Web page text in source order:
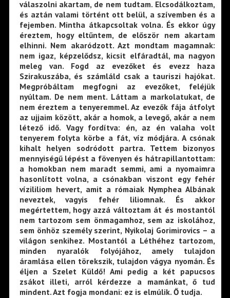
válaszolni akartam, de nem tudtam. Elcsodálkoztam,
és aztán valami történt ott belül, a szívemben és a
fejemben. Mintha átkapcsoltak volna. És ekkor úgy
éreztem, hogy eltűntem, de először nem akartam
elhinni. Nem akaródzott. Azt mondtam magamnak:
nem igaz, képzelődsz, kicsit elfáradtál, ma nagyon
meleg van. Fogd az evezőket és evezz haza
Szirakuszába, és számláld csak a tauriszi hajókat.
Megpróbáltam megfogni az evezőket, feléjük
nyúltam. De nem ment. Láttam a markolatukat, de
nem éreztem a tenyeremmel. Az evezők fája átfolyt
az ujjaim között, akár a homok, a levegő, akár a nem
létező idő. Vagy fordítva: én, az én valaha volt
tenyerem folyta körbe a fát, víz módjára. A csónak
kihalt helyen sodródott partra. Tettem bizonyos
mennyiségű lépést a fövenyen és hátrapillantottam:
a homokban nem maradt semmi, ami a nyomaimra
hasonlított volna, a csónakban viszont egy fehér
vízililiom hevert, amit a rómaiak Nymphea Albának
neveztek, vagyis fehér liliomnak. És akkor
megértettem, hogy azzá változtam át és mostantól
nem tartozom sem önmagamhoz, sem az iskolához,
sem önhöz személy szerint, Nyikolaj Gorimirovics – a
világon senkihez. Mostantól a Léthéhez tartozom,
minden nyaralók folyójához, amely tulajdon
áramlása ellen törekszik, tulajdon vágya nyomán. És
éljen a Szelet Küldő! Ami pedig a két papucsos
zsákot illeti, arról kérdezze a mamánkat, ő tud
mindent. Azt fogja mondani: ez is elmúlik. Ő tudja.